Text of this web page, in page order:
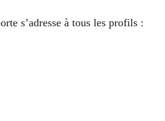
s’adresse à tous les profils :